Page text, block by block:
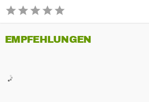
EMPFEHLUNGEN